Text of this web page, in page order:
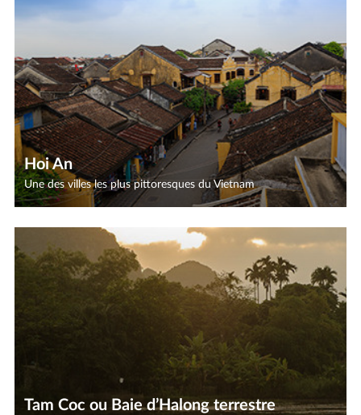
Hoi An
Une des villes les plus pittoresques du Vietnam
Tam Coc ou Baie d’Halong terrestre